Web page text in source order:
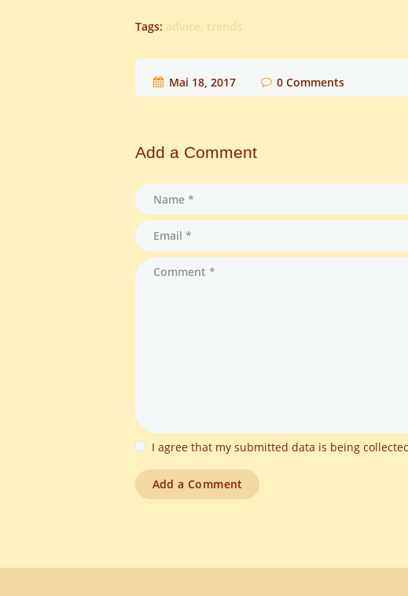
Tags: advice, trends
Mai 18, 2017 0 Comments
Add a Comment
I agree that my submitted data is being